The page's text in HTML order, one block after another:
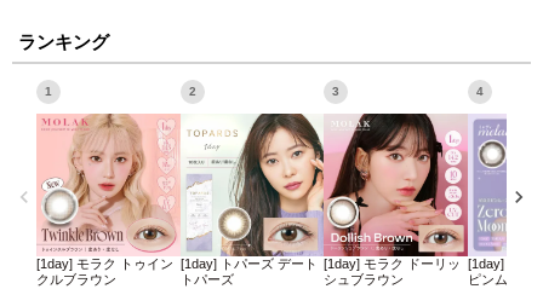
ランキング
1
[1day] モラク トゥイン
クルブラウン
2
[1day] トパーズ デート
トパーズ
3
[1day] モラク ドーリッ
シュブラウン
4
[1day] ミレ
ピンムーン